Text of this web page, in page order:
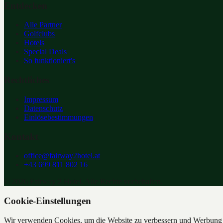
Alle Partner
Golfclubs
Hotels
Special Deals
So funktioniert's
Impressum
Datenschutz
Einlösebestimmungen
office@fairway2hotel.at
+43 699 811 802 16
Cookie-Einstellungen
Wir verwenden Cookies, um die Website zu verbessern und